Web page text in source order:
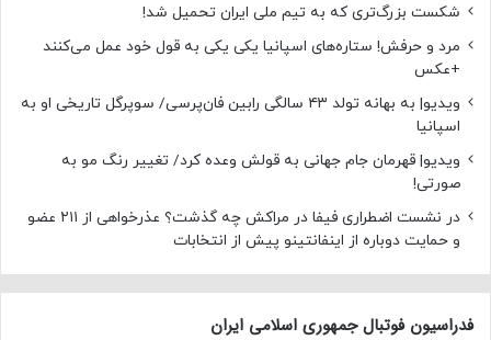
شکست بزرگ‌تری که به تیم ملی ایران تحمیل شد!
مرد و حرفش! ستاره‌های اسپانیا یکی یکی به قول خود عمل می‌کنند
+عکس
ویدیو| به بهانه تولد ۴۳ سالگی رابین فان‌پرسی/ سوپرگل تاریخی او به
اسپانیا
ویدیو| قهرمان جام جهانی به قولش وعده کرد/ تغییر رنگ مو به
صورتی!
در نشست اضطراری فیفا در مراکش چه گذشت؟ عذرخواهی از ۲۱۱ عضو
و حمایت دوباره از اینفانتینو پیش از انتخابات
فدراسیون فوتبال جمهوری اسلامی ایران